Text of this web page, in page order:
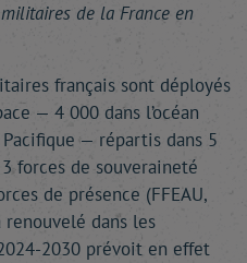
de la France en
français sont déployés
— 4 000 dans l’océan
— répartis dans 5
forces de souveraineté
de présence (FFEAU,
renouvelé dans les
2030 prévoit en effet